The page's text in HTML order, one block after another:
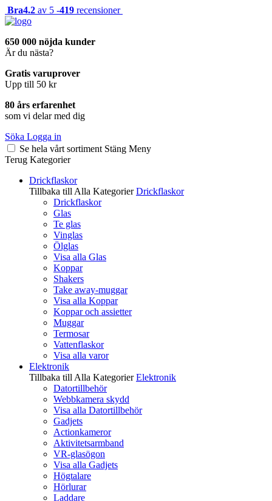
Bra4.2 av 5 -419 recensioner
650 000 nöjda kunder
Är du nästa?
Gratis varuprover
Upp till 50 kr
80 års erfarenhet
som vi delar med dig
Söka Logga in
Se hela vårt sortiment Stäng Meny
Terug Kategorier
Drickflaskor
Tillbaka till Alla Kategorier Drickflaskor
Drickflaskor
Glas
Te glas
Vinglas
Ölglas
Visa alla Glas
Koppar
Shakers
Take away-muggar
Visa alla Koppar
Koppar och assietter
Muggar
Termosar
Vattenflaskor
Visa alla varor
Elektronik
Tillbaka till Alla Kategorier Elektronik
Datortillbehör
Webbkamera skydd
Visa alla Datortillbehör
Gadjets
Actionkameror
Aktivitetsarmband
VR-glasögon
Visa alla Gadjets
Högtalare
Hörlurar
Laddare